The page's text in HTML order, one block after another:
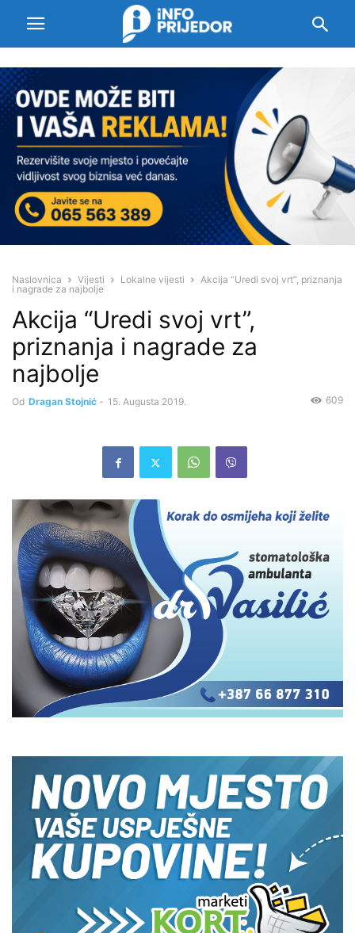
Naslovnica Vijesti Lokalne vijesti
Akcija “Uredi svoj vrt”, priznanja
i nagrade za najbolje
Akcija “Uredi svoj vrt”,
priznanja i nagrade za
najbolje
Od Dragan Stojnić - 15. Augusta 2019. 609